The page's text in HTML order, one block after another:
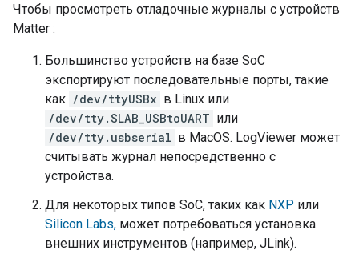
Чтобы просмотреть отладочные журналы с устройств
Matter :
Большинство устройств на базе SoC
экспортируют последовательные порты, такие
как /dev/ttyUSBx в Linux или
/dev/tty.SLAB_USBtoUART или
/dev/tty.usbserial в MacOS. LogViewer может
считывать журнал непосредственно с
устройства.
Для некоторых типов SoC, таких как NXP или
Silicon Labs, может потребоваться установка
внешних инструментов (например, JLink).